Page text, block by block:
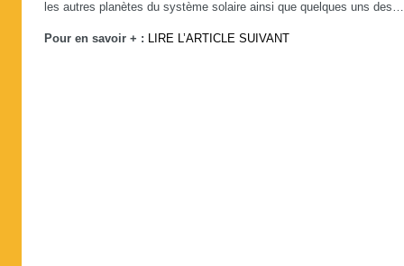
les autres planètes du système solaire ainsi que quelques uns des…
Pour en savoir + : LIRE L’ARTICLE SUIVANT